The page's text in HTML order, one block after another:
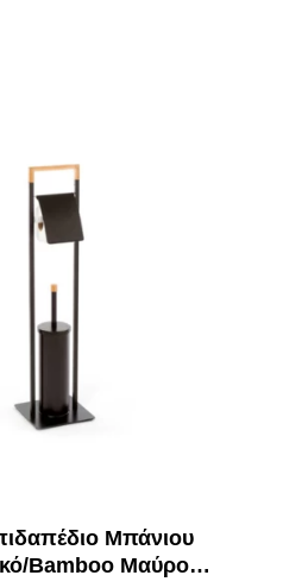
Μπάνιου
Bamboo Μαύρο